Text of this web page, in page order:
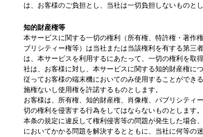
は、お客様のご負担とし、当社は一切負担しないものとし
知的財産権等
本サービスに関する一切の権利（所有権、特許権・著作
ブリシティー権等）は当社または当該権利を有する第三
は、本サービスを利用するにあたって、一切の権利を取
社は、お客様に対し、本サービスに関する知的財産権に
従ってお客様の端末機においてのみ使用することができ
施権ないし使用権を許諾するものとします。
お客様は、所有権、知的財産権、肖像権、パブリシティ
切の権利を侵害する行為をしてはならないものとします。
本条の規定に違反して権利侵害等の問題が発生した場合
においてかかる問題を解決するとともに、当社に何等の